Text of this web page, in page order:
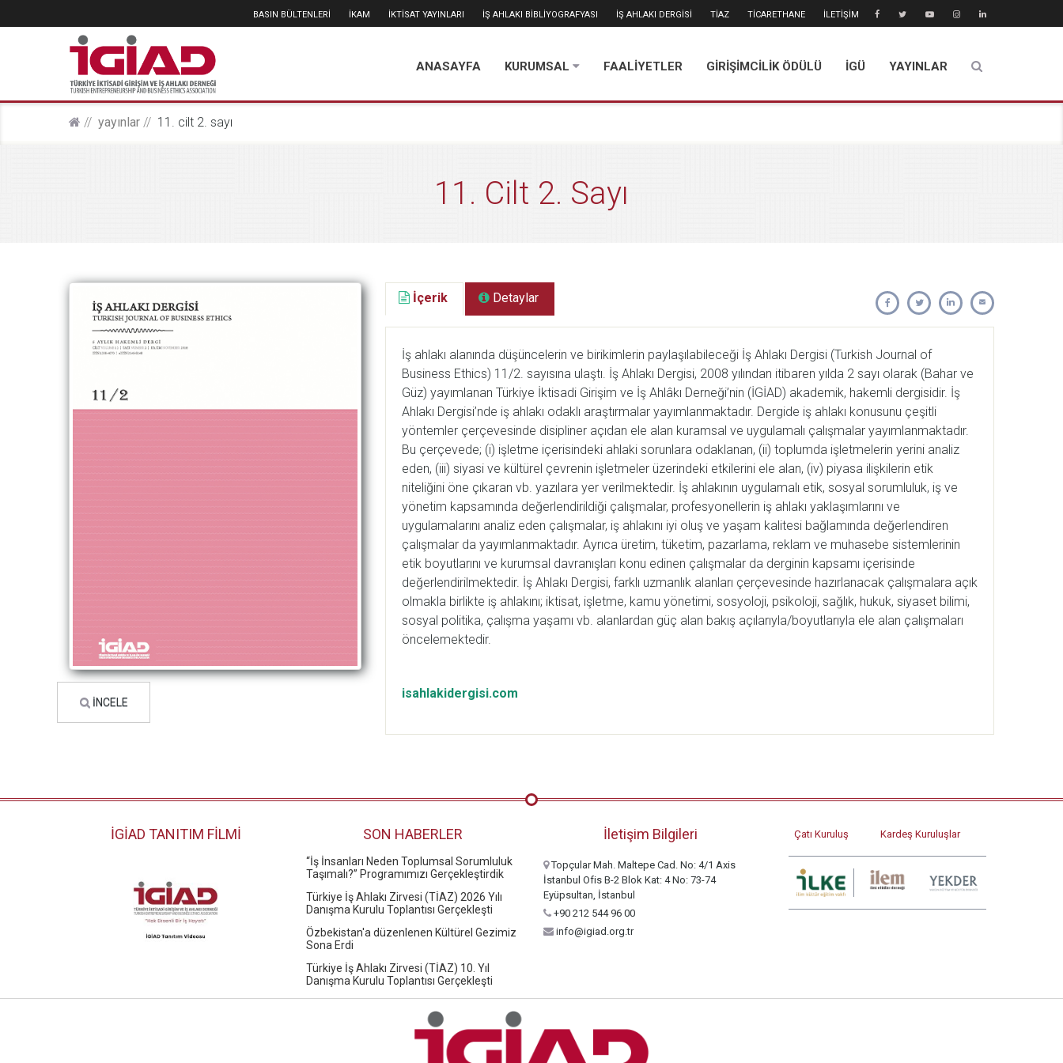
BASIN BÜLTENLERİ İKAM İKTİSAT YAYINLARI İŞ AHLAKI BİBLİYOGRAFYASI İŞ AHLAKI DERGİSİ TİAZ TİCARETHANE İLETİŞİM
ANASAYFA KURUMSAL FAALİYETLER GİRİŞİMCİLİK ÖDÜLÜ İGÜ YAYINLAR
yayinlar 11. cilt 2. sayı
11. Cilt 2. Sayı
İNCELE
İçerik Detaylar
İş ahlakı alanında düşüncelerin ve birikimlerin paylaşılabileceği İş Ahlakı Dergisi (Turkish Journal of
Business Ethics) 11/2. sayısına ulaştı. İş Ahlakı Dergisi, 2008 yılından itibaren yılda 2 sayı olarak (Bahar ve
Güz) yayımlanan Türkiye İktisadi Girişim ve İş Ahlâkı Derneği’nin (İGİAD) akademik, hakemli dergisidir. İş
Ahlakı Dergisi’nde iş ahlakı odaklı araştırmalar yayımlanmaktadır. Dergide iş ahlakı konusunu çeşitli
yöntemler çerçevesinde disipliner açıdan ele alan kuramsal ve uygulamalı çalışmalar yayımlanmaktadır.
Bu çerçevede; (i) işletme içerisindeki ahlaki sorunlara odaklanan, (ii) toplumda işletmelerin yerini analiz
eden, (iii) siyasi ve kültürel çevrenin işletmeler üzerindeki etkilerini ele alan, (iv) piyasa ilişkilerin etik
niteliğini öne çıkaran vb. yazılara yer verilmektedir. İş ahlakının uygulamalı etik, sosyal sorumluluk, iş ve
yönetim kapsamında değerlendirildiği çalışmalar, profesyonellerin iş ahlakı yaklaşımlarını ve
uygulamalarını analiz eden çalışmalar, iş ahlakını iyi oluş ve yaşam kalitesi bağlamında değerlendiren
çalışmalar da yayımlanmaktadır. Ayrıca üretim, tüketim, pazarlama, reklam ve muhasebe sistemlerinin
etik boyutlarını ve kurumsal davranışları konu edinen çalışmalar da derginin kapsamı içerisinde
değerlendirilmektedir. İş Ahlakı Dergisi, farklı uzmanlık alanları çerçevesinde hazırlanacak çalışmalara açık
olmakla birlikte iş ahlakını; iktisat, işletme, kamu yönetimi, sosyoloji, psikoloji, sağlık, hukuk, siyaset bilimi,
sosyal politika, çalışma yaşamı vb. alanlardan güç alan bakış açılarıyla/boyutlarıyla ele alan çalışmaları
öncelemektedir.
isahlakidergisi.com
İGİAD TANITIM FİLMİ SON HABERLER
“İş İnsanları Neden Toplumsal Sorumluluk
Taşımalı?” Programımızı Gerçekleştirdik
Türkiye İş Ahlakı Zirvesi (TİAZ) 2026 Yılı
Danışma Kurulu Toplantısı Gerçekleşti
Özbekistan'a düzenlenen Kültürel Gezimiz
Sona Erdi
Türkiye İş Ahlakı Zirvesi (TİAZ) 10. Yıl
Danışma Kurulu Toplantısı Gerçekleşti
İletişim Bilgileri
Topçular Mah. Maltepe Cad. No: 4/1 Axis
İstanbul Ofis B-2 Blok Kat: 4 No: 73-74
Eyüpsultan, İstanbul
+90 212 544 96 00
info@igiad.org.tr
Çatı Kuruluş Kardeş Kuruluşlar